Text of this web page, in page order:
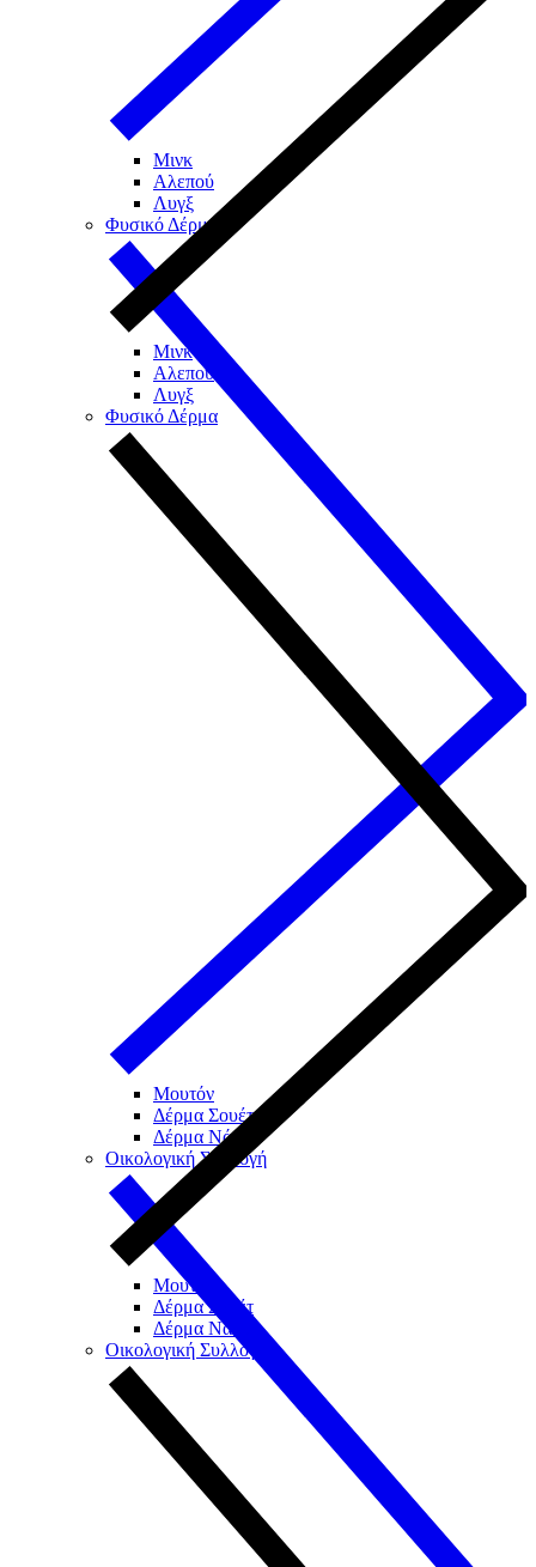
Μινκ
Αλεπού
Λυγξ
Φυσικό Δέρμα
Μουτόν
Δέρμα Σουέτ
Δέρμα Νάπα
Οικολογική Συλλογή
Μινκ
Αλεπού
Λυγξ
Φυσικό Δέρμα
Μουτόν
Δέρμα Σουέτ
Δέρμα Νάπα
Οικολογική Συλλογή